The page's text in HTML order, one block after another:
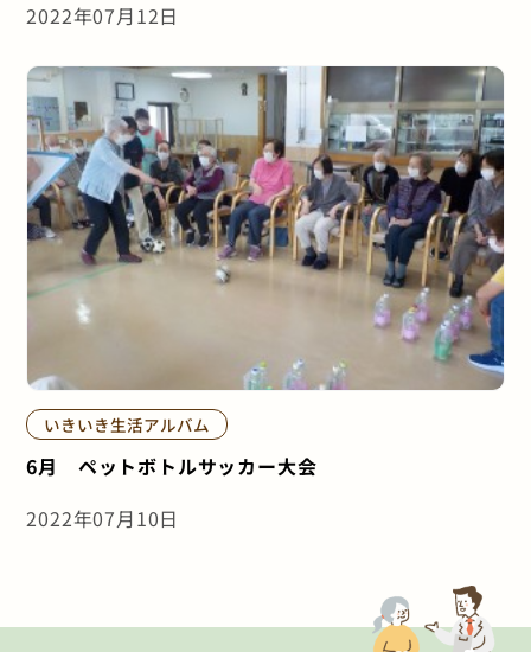
2022年07月12日
いきいき生活アルバム
6月 ペットボトルサッカー大会
2022年07月10日